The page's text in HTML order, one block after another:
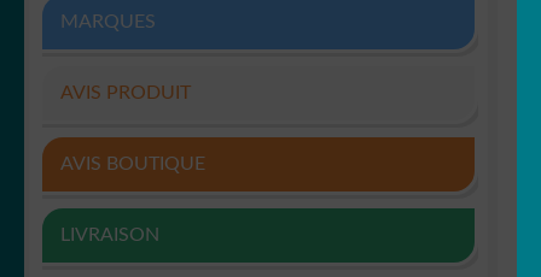
MARQUES
AVIS PRODUIT
AVIS BOUTIQUE
LIVRAISON